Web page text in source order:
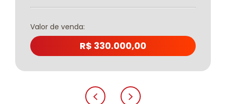
Valor de venda:
R$ 330.000,00